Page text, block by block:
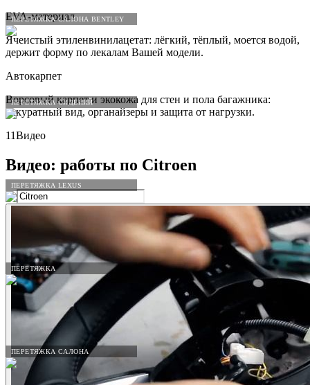
ПЕРЕТЯЖКА САЛОНА BENTLEY
ПЕРЕТЯЖКА СИДЕНИЙ
ПЕРЕТЯЖКА LEXUS
ПЕРЕТЯЖКА
ПЕРЕТЯЖКА САЛОНА
EVA-материал
Ячеистый этиленвинилацетат: лёгкий, тёплый, моется водой,
держит форму по лекалам Вашей модели.
Автокарпет
Ворсовый карпет и экокожа для стен и пола багажника:
аккуратный вид, органайзеры и защита от нагрузки.
11Видео
Видео: работы по Citroen